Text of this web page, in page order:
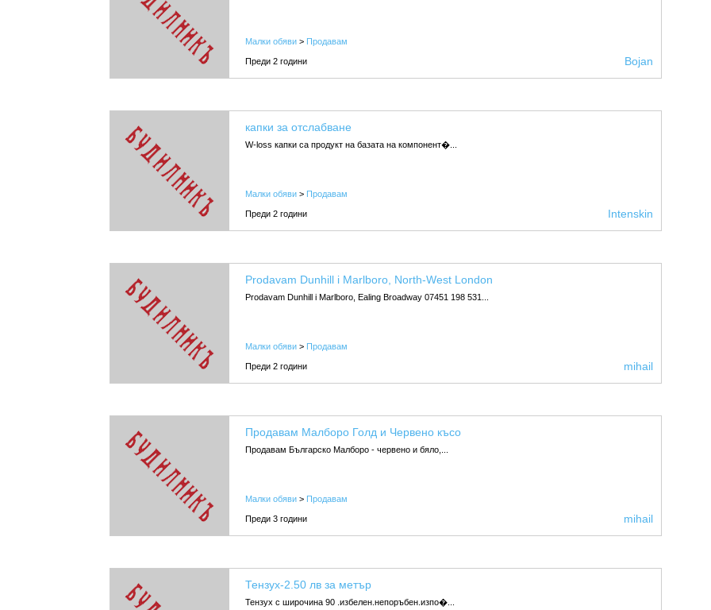
Малки обяви> Продавам
Преди 2 години Bojan
капки за отслабване
W-loss капки са продукт на базата на компонент�...
Малки обяви> Продавам
Преди 2 години Intenskin
Prodavam Dunhill i Marlboro, North-West London
Prodavam Dunhill i Marlboro, Ealing Broadway 07451 198 531...
Малки обяви> Продавам
Преди 2 години mihail
Продавам Малборо Голд и Червено късо
Продавам Българско Малборо - червено и бяло,...
Малки обяви> Продавам
Преди 3 години mihail
Тензух-2.50 лв за метър
Тензух с широчина 90 .избелен.непоръбен.изпо�...